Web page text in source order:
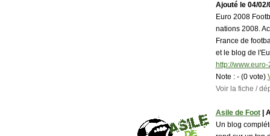
Ajouté le 04/02/
Euro 2008
nations 2008.
France de
et le blog de
http://
Note : - (0 vote)
Voir la fiche /
Asile de Foot|
Un blog